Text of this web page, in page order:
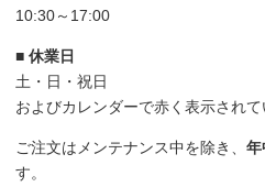
10:30～17:00
■ 休業日
土・日・祝日
およびカレンダーで赤く表示されて
ご注文はメンテナンス中を除き、 年
す。